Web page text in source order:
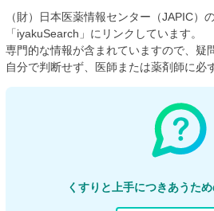
（財）日本医薬情報センター（JAPIC）
「iyakuSearch」にリンクしています。
専門的な情報が含まれていますので、疑
自分で判断せず、医師または薬剤師に必
くすりと上手につきあうた